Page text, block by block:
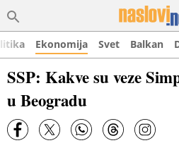
Ekonomija Svet Balkan
SSP: Kakve su veze
u Beogradu